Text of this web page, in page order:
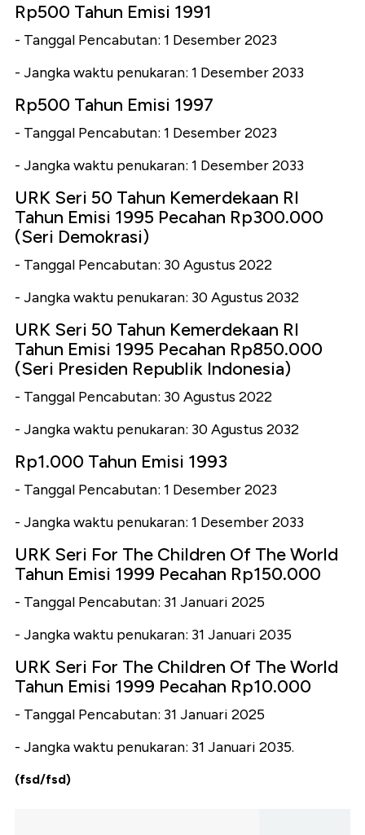
Rp500 Tahun Emisi 1991
- Tanggal Pencabutan: 1 Desember 2023
- Jangka waktu penukaran: 1 Desember 2033
Rp500 Tahun Emisi 1997
- Tanggal Pencabutan: 1 Desember 2023
- Jangka waktu penukaran: 1 Desember 2033
URK Seri 50 Tahun Kemerdekaan RI
Tahun Emisi 1995 Pecahan Rp300.000
(Seri Demokrasi)
- Tanggal Pencabutan: 30 Agustus 2022
- Jangka waktu penukaran: 30 Agustus 2032
URK Seri 50 Tahun Kemerdekaan RI
Tahun Emisi 1995 Pecahan Rp850.000
(Seri Presiden Republik Indonesia)
- Tanggal Pencabutan: 30 Agustus 2022
- Jangka waktu penukaran: 30 Agustus 2032
Rp1.000 Tahun Emisi 1993
- Tanggal Pencabutan: 1 Desember 2023
- Jangka waktu penukaran: 1 Desember 2033
URK Seri For The Children Of The World
Tahun Emisi 1999 Pecahan Rp150.000
- Tanggal Pencabutan: 31 Januari 2025
- Jangka waktu penukaran: 31 Januari 2035
URK Seri For The Children Of The World
Tahun Emisi 1999 Pecahan Rp10.000
- Tanggal Pencabutan: 31 Januari 2025
- Jangka waktu penukaran: 31 Januari 2035.
(fsd/fsd)